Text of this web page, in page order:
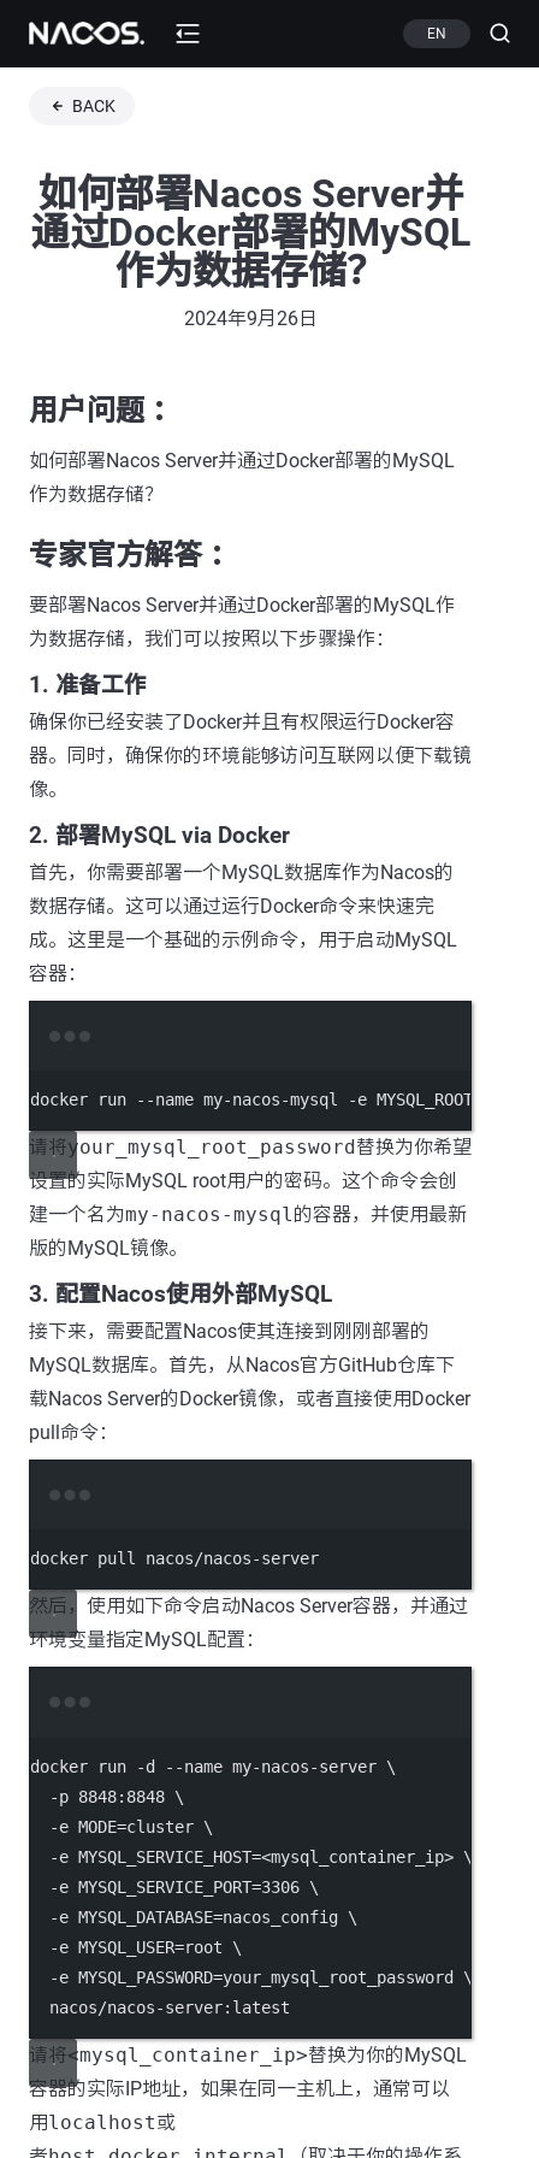
EN
BACK
如何部署Nacos Server并
通过Docker部署的MySQL
作为数据存储？
2024年9月26日
用户问题 ：
如何部署Nacos Server并通过Docker部署的MySQL
作为数据存储？
专家官方解答 ：
要部署Nacos Server并通过Docker部署的MySQL作
为数据存储，我们可以按照以下步骤操作：
1. 准备工作
确保你已经安装了Docker并且有权限运行Docker容
器。同时，确保你的环境能够访问互联网以便下载镜
像。
2. 部署MySQL via Docker
首先，你需要部署一个MySQL数据库作为Nacos的
数据存储。这可以通过运行Docker命令来快速完
成。这里是一个基础的示例命令，用于启动MySQL
容器：
docker run --name my-nacos-mysql -e
请将your_mysql_root_password 替换为你希望
设置的实际MySQL root用户的密码。这个命令会创
建一个名为my-nacos-mysql的容器，并使用最新
版的MySQL镜像。
3. 配置Nacos使用外部MySQL
接下来，需要配置Nacos使其连接到刚刚部署的
MySQL数据库。首先，从Nacos官方GitHub仓库下
载Nacos Server的Docker镜像，或者直接使用Docker
pull命令：
docker pull nacos/nacos-server
然后，使用如下命令启动Nacos Server容器，并通过
环境变量指定MySQL配置：
docker run -d --name my-nacos-server \
-p 8848:8848 \
-e MODE=cluster \
-e MYSQL_SERVICE_HOST=<mysql_container_ip> \
-e MYSQL_SERVICE_PORT=3306 \
-e MYSQL_DATABASE=nacos_config \
-e MYSQL_USER=root
\
-e MYSQL_PASSWORD=your_mysql_root_password \
nacos/nacos-server:latest
请将<mysql_container_ip>替换为你的MySQL
容器的实际IP地址，如果在同一主机上，通常可以
用localhost或